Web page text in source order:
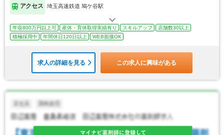
アクセス 埼玉高速鉄道 鳩ケ谷駅
年収800万円以上可 産休・育休取得実績有り スキルアップ
店舗数30以上
積極採用中
年間休日120日以上 WEB面接OK
求人の詳細を見る この求人に興味がある